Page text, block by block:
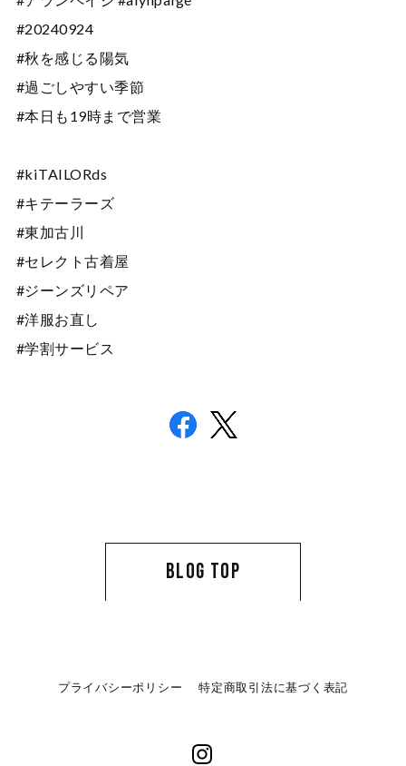
#20240924
#秋を感じる陽気
#過ごしやすい季節
#本日も19時まで営業
#kiTAILORds
#キテーラーズ
#東加古川
#セレクト古着屋
#ジーンズリペア
#洋服お直し
#学割サービス
BLOG TOP
プライバシーポリシー 特定商取引法に基づく表記